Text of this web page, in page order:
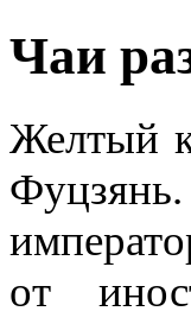
Чаи
Желтый
от